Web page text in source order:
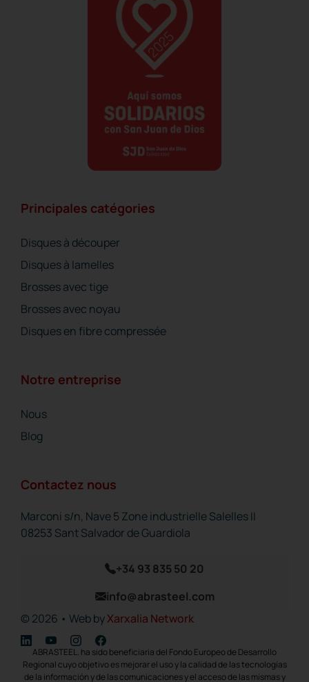
Bande FIELTRO
Bande TRIZACT
Principales catégories
Disques à découper
Disques à lamelles
Brosses avec tige
Brosses avec noyau
Disques en fibre compressée
Notre entreprise
Nous
Blog
Contactez nous
Marconi s/n, Nave 5 Zone industrielle Salelles II
08253 Sant Salvador de Guardiola
+34 93 835 50 20
info@abrasteel.com
© 2026 • Web byXarxalia Network
ABRASTEEL. ha sido beneficiaria del Fondo Europeo de Desarrollo
Regional cuyo objetivo es mejorar el uso y la calidad de las tecnologías
de la información y de las comunicaciones y el acceso de las mismas y